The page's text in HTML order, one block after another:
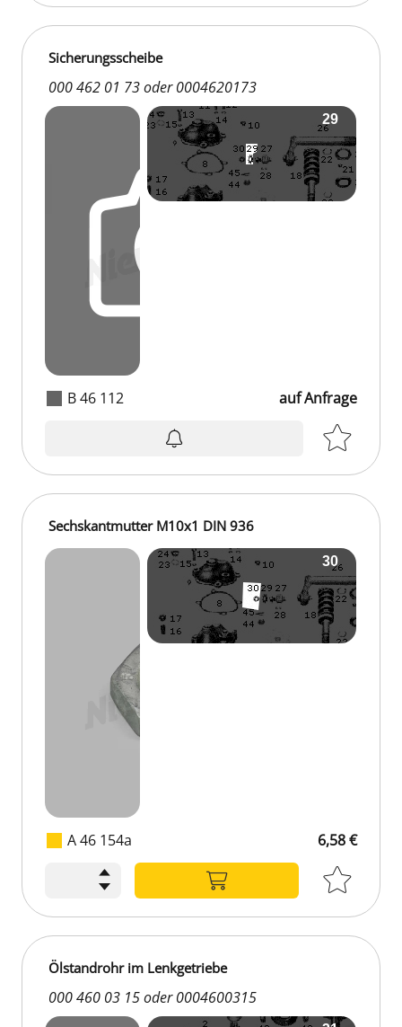
B 46 112
Sicherungsscheibe
000 462 01 73 oder 0004620173
auf Anfrage
A 46 154a
Sechskantmutter M10x1 DIN 936
6,58 €
Ölstandrohr im Lenkgetriebe
000 460 03 15 oder 0004600315